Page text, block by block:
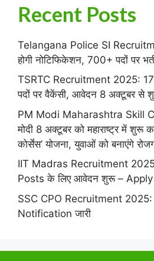
Recent Posts
Telangana Police SI
होगी नोटिफिकेशन, 700+ पदों पर
TSRTC Recruitment 2025:
पदों पर वैकेंसी, आवेदन 8 अक्टूबर से
PM Modi Maharashtra Skill
मोदी 8 अक्टूबर को महाराष्ट्र में शुरू
कोर्सेस’ योजना, युवाओं को बनाएंगे
IIT Madras Recruitment
Posts के लिए आवेदन शुरू –
SSC CPO Recruitment
Notification जारी